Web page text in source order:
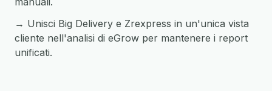
→ Unisci Big Delivery e Zrexpress in un'unica vista
cliente nell'analisi di eGrow per mantenere i report
unificati.